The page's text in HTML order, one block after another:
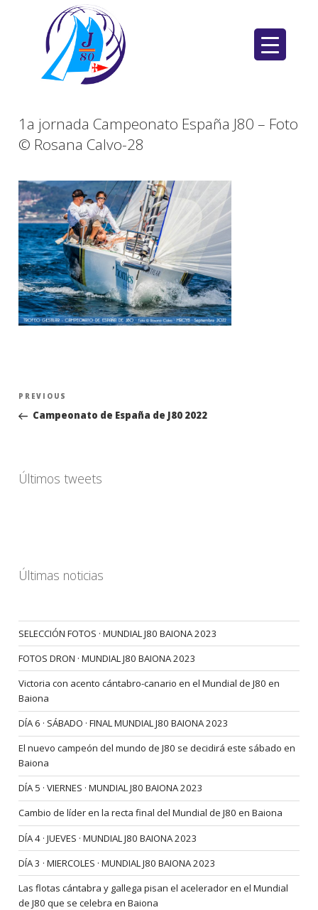
1a jornada Campeonato España J80 – Foto
© Rosana Calvo-28
Navegación
entradas
Previous
Post
PREVIOUS
Campeonato de España de J80 2022
Últimos tweets
Últimas noticias
SELECCIÓN FOTOS · MUNDIAL J80 BAIONA 2023
FOTOS DRON · MUNDIAL J80 BAIONA 2023
Victoria con acento cántabro-canario en el Mundial de J80 en
Baiona
DÍA 6 · SÁBADO · FINAL MUNDIAL J80 BAIONA 2023
El nuevo campeón del mundo de J80 se decidirá este sábado en
Baiona
DÍA 5 · VIERNES · MUNDIAL J80 BAIONA 2023
Cambio de líder en la recta final del Mundial de J80 en Baiona
DÍA 4 · JUEVES · MUNDIAL J80 BAIONA 2023
DÍA 3 · MIERCOLES · MUNDIAL J80 BAIONA 2023
Las flotas cántabra y gallega pisan el acelerador en el Mundial
de J80 que se celebra en Baiona